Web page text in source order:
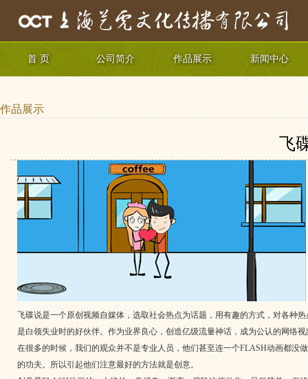
首 页 公司简介 作品展示 新闻中心
作品展示
飞
飞碟说是一个原创视频自媒体，选取社会热点为话题，用有趣的方式，对各种
是白领失业时的好伙伴。作为业界良心，创造亿级流量神话，成为公认的网络
在很多的时候，我们的观众并不是专业人员，他们甚至连一个FLASH动画都没
的功夫。所以引起他们注意最好的方法就是创意。